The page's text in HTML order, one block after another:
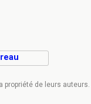
de leurs auteurs.